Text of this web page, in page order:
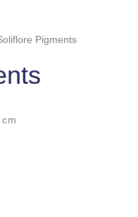
Pigments
cm